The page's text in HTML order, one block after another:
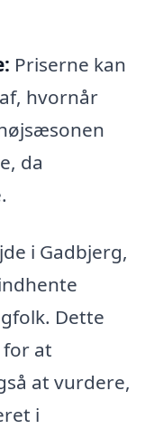
Priserne kan
hvornår
da
i Gadbjerg,
Dette
for at
at vurdere,
i